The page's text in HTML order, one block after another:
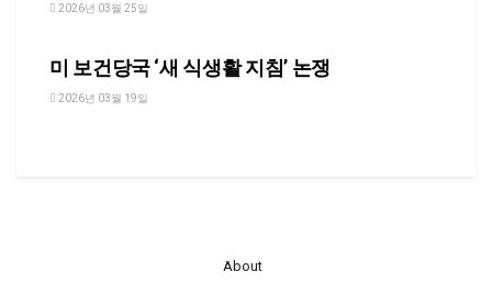
2026년 03월 25일
미 보건당국 ‘새 식생활 지침’ 논쟁
2026년 03월 19일
About